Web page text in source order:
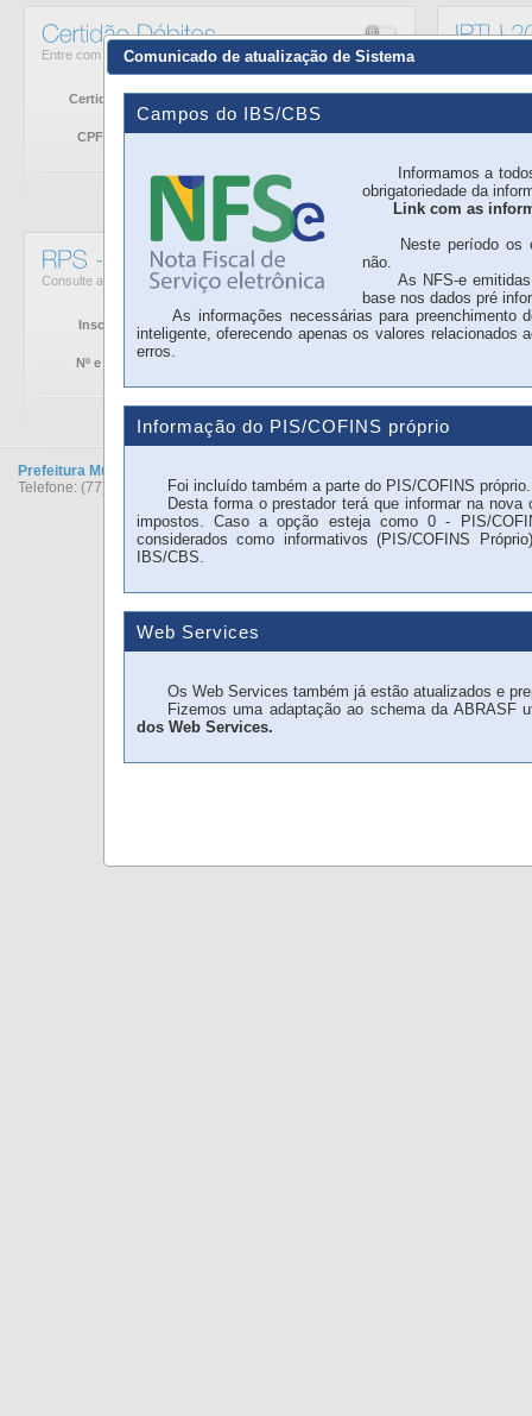
Entre com seus dados para emissão da Certidão
Certidão de:
CPF/CNPJ:
Consulte a emissão da sua NFS-e
Inscrição:
Nº e Série:
Prefeitura Municipal de Macarani
Telefone: (77) 8881-0286
Comunicado de atualização de Sistema
Campos do IBS/CBS
Informamos a todos
obrigatoriedade da
Link com as
Neste período os
não.
As NFS-e emitidas
base nos dados pré
As informações necessárias para preenchimento
inteligente, oferecendo apenas os valores relacionados
erros.
Informação do PIS/COFINS próprio
Foi incluído também a parte do PIS/COFINS próprio.
Desta forma o prestador terá que informar na nova
impostos. Caso a opção esteja como 0 - PIS/
considerados como informativos (PIS/COFINS
IBS/CBS.
Web Services
Os Web Services também já estão atualizados e
Fizemos uma adaptação ao schema da ABRASF
dos Web Services.